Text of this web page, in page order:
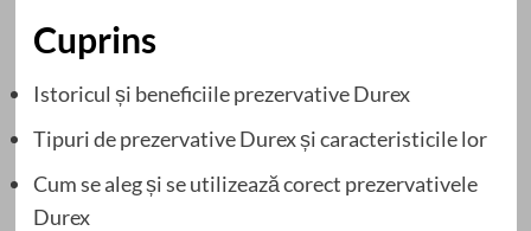
Cuprins
Istoricul și beneficiile prezervative Durex
Tipuri de prezervative Durex și caracteristicile lor
Cum se aleg și se utilizează corect prezervativele
Durex